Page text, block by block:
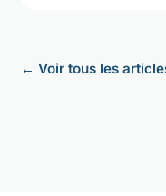
← Voir tous les